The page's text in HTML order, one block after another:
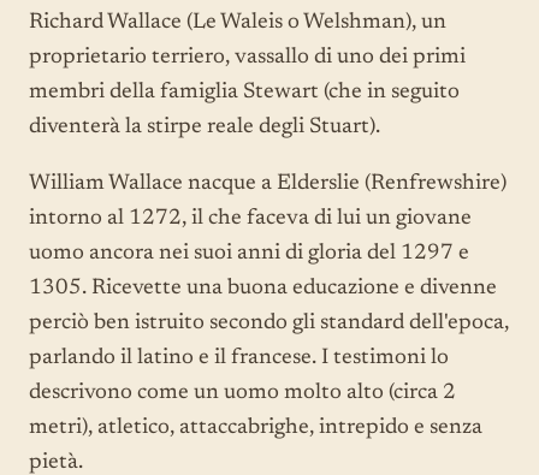
Richard Wallace (Le Waleis o Welshman), un
proprietario terriero, vassallo di uno dei primi
membri della famiglia Stewart (che in seguito
diventerà la stirpe reale degli Stuart).
William Wallace nacque a Elderslie (Renfrewshire)
intorno al 1272, il che faceva di lui un giovane
uomo ancora nei suoi anni di gloria del 1297 e
1305. Ricevette una buona educazione e divenne
perciò ben istruito secondo gli standard dell'epoca,
parlando il latino e il francese. I testimoni lo
descrivono come un uomo molto alto (circa 2
metri), atletico, attaccabrighe, intrepido e senza
pietà.